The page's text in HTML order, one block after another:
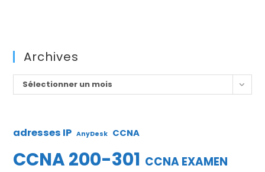
Archives
Archives
Sélectionner un mois
adresses IP AnyDesk CCNA
CCNA 200-301 CCNA EXAMEN